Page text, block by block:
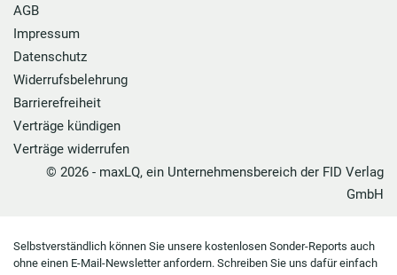
AGB
Impressum
Datenschutz
Widerrufsbelehrung
Barrierefreiheit
Verträge kündigen
Verträge widerrufen
© 2026 - maxLQ, ein Unternehmensbereich der FID Verlag
GmbH
Selbstverständlich können Sie unsere kostenlosen Sonder-Reports auch
ohne einen E-Mail-Newsletter anfordern. Schreiben Sie uns dafür einfach